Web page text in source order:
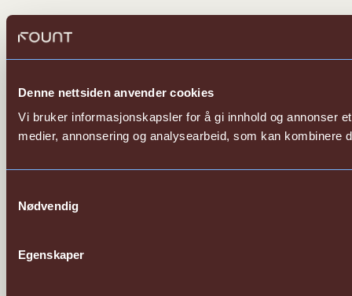
Denne nettsiden anvender cookies
Vi bruker informasjonskapsler for å gi innhold og annonser
medier, annonsering og analysearbeid, som kan
Nødvendig
Egenskaper